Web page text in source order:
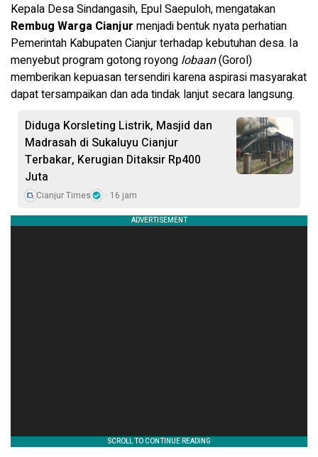
Kepala Desa Sindangasih, Epul Saepuloh, mengatakan
Rembug Warga Cianjur menjadi bentuk nyata perhatian
Pemerintah Kabupaten Cianjur terhadap kebutuhan desa. Ia
menyebut program gotong royong lobaan(Gorol)
memberikan kepuasan tersendiri karena aspirasi masyarakat
dapat tersampaikan dan ada tindak lanjut secara langsung.
Diduga Korsleting Listrik, Masjid dan
Madrasah di Sukaluyu Cianjur
Terbakar, Kerugian Ditaksir Rp400
Juta
Cianjur Times 16 jam